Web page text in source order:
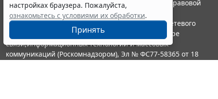
настройках браузера. Пожалуйста,
ознакомьтесь с условиями их обработки.
Принять
являются участниками Российской ассоциации правовой
информации ГАРАНТ.
Портал ГАРАНТ.РУ зарегистрирован в качестве сетевого
издания Федеральной службой по надзору в сфере
связи,информационных технологий и массовых
коммуникаций (Роскомнадзором), Эл № ФС77-58365 от 18